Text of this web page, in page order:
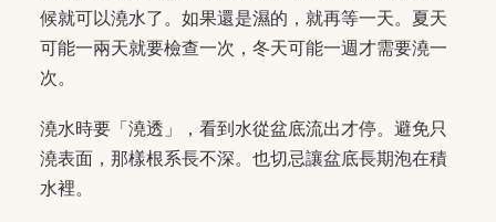
候就可以澆水了。如果還是濕的，就再等一天。夏天
可能一兩天就要檢查一次，冬天可能一週才需要澆一
次。
澆水時要「澆透」，看到水從盆底流出才停。避免只
澆表面，那樣根系長不深。也切忌讓盆底長期泡在積
水裡。